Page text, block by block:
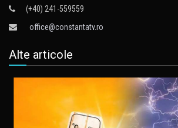
(+40) 241-559559
office@constantatv.ro
Alte articole